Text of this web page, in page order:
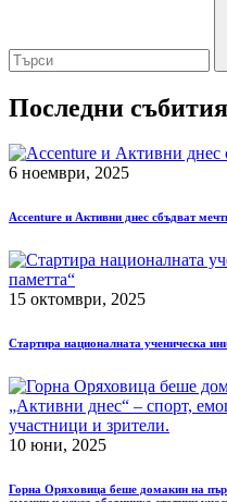
Последни събития
6 ноември, 2025
Accenture и Активни днес сбъдват
15 октомври, 2025
Стартира националната ученическа
10 юни, 2025
Горна Оряховица беше домакин на